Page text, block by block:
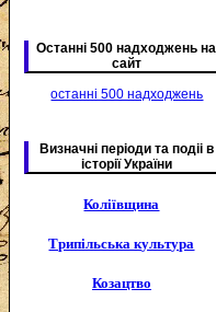
Останні 500 надходжень на
сайт
останні 500 надходжень
Визначні періоди та подіі в
історії України
Коліївщина
Трипільська культура
Козацтво